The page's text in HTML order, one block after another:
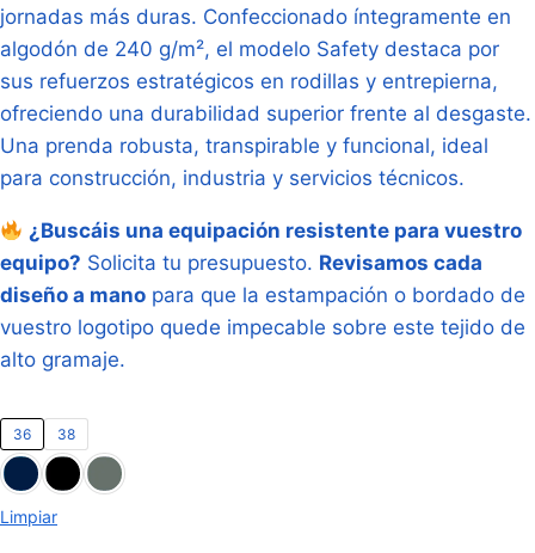
jornadas más duras. Confeccionado íntegramente en
algodón de 240 g/m², el modelo Safety destaca por
sus refuerzos estratégicos en rodillas y entrepierna,
ofreciendo una durabilidad superior frente al desgaste.
Una prenda robusta, transpirable y funcional, ideal
para construcción, industria y servicios técnicos.
¿Buscáis una equipación resistente para vuestro
equipo? Solicita tu presupuesto. Revisamos cada
diseño a mano para que la estampación o bordado de
vuestro logotipo quede impecable sobre este tejido de
alto gramaje.
36 38
Limpiar